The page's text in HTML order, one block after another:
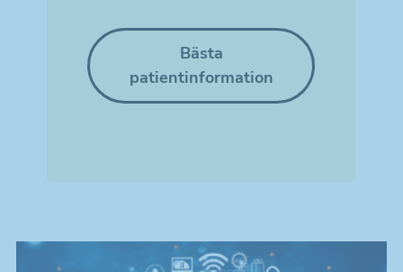
Bästa
patientinformation